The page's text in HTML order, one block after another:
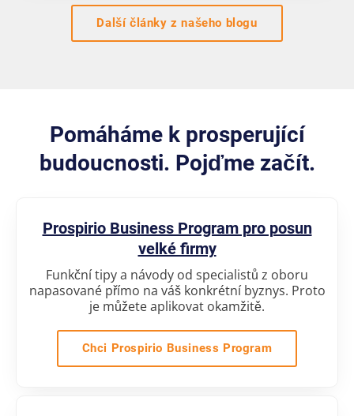
Další články z našeho blogu
Pomáháme k prosperující
budoucnosti. Pojďme začít.
Prospirio Business Program pro posun
velké firmy
Funkční tipy a návody od specialistů z oboru
napasované přímo na váš konkrétní byznys. Proto
je můžete aplikovat okamžitě.
Chci Prospirio Business Program